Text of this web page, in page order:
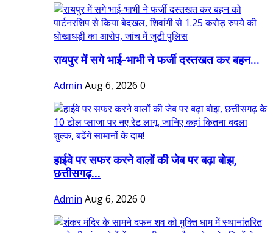
रायपुर में सगे भाई-भाभी ने फर्जी दस्तखत कर बहन...
Admin Aug 6, 2026 0
हाईवे पर सफर करने वालों की जेब पर बढ़ा बोझ,
छत्तीसगढ़...
Admin Aug 6, 2026 0